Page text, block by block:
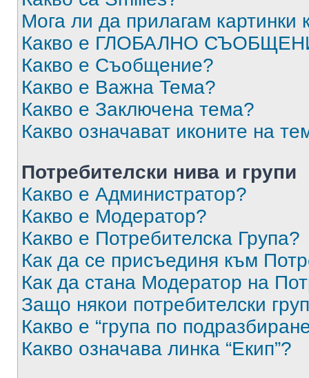
Мога ли да прилагам
Какво е ГЛОБАЛНО
Какво е Съобщение?
Какво е Важна Тема?
Какво е Заключена тема?
Какво означават иконите на
Потребителски нива и групи
Какво е Администратор?
Какво е Модератор?
Какво е Потребителска Група?
Как да се присъединя към
Как да стана Модератор на
Защо някои потребителски
Какво е “група по
Какво означава линка “Екип”?